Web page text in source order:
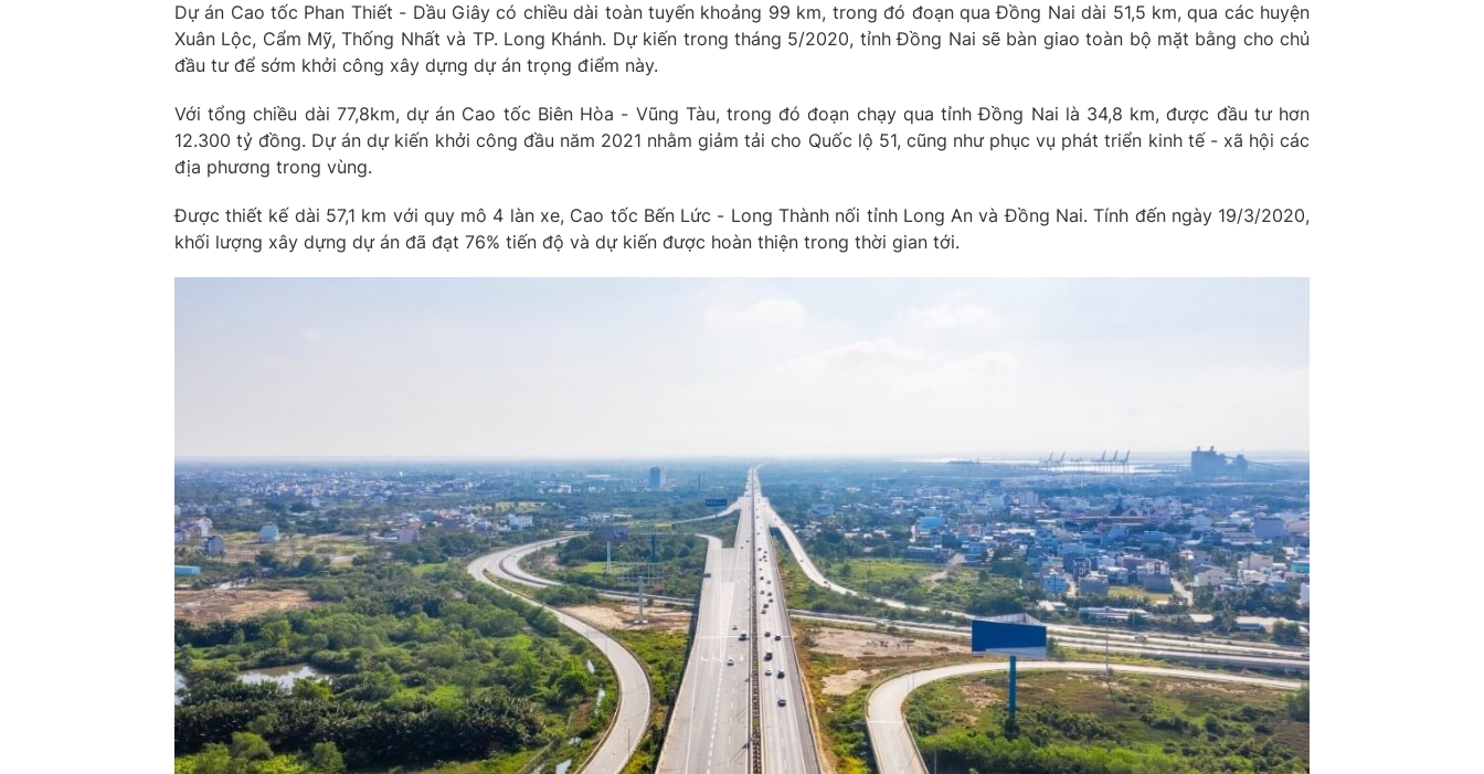
Dự án Cao tốc Phan Thiết - Dầu Giây có chiều dài toàn tuyến khoảng 99 km, trong đó đoạn qua Đồng Nai dài 51,5 km, qua các huyện
Xuân Lộc, Cẩm Mỹ, Thống Nhất và TP. Long Khánh. Dự kiến trong tháng 5/2020, tỉnh Đồng Nai sẽ bàn giao toàn bộ mặt bằng cho chủ
đầu tư để sớm khởi công xây dựng dự án trọng điểm này.
Với tổng chiều dài 77,8km, dự án Cao tốc Biên Hòa - Vũng Tàu, trong đó đoạn chạy qua tỉnh Đồng Nai là 34,8 km, được đầu tư hơn
12.300 tỷ đồng. Dự án dự kiến khởi công đầu năm 2021 nhằm giảm tải cho Quốc lộ 51, cũng như phục vụ phát triển kinh tế - xã hội các
địa phương trong vùng.
Được thiết kế dài 57,1 km với quy mô 4 làn xe, Cao tốc Bến Lức - Long Thành nối tỉnh Long An và Đồng Nai. Tính đến ngày 19/3/2020,
khối lượng xây dựng dự án đã đạt 76% tiến độ và dự kiến được hoàn thiện trong thời gian tới.